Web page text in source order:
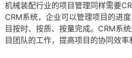
机械装配行业的项目管理同样需要
CRM系统，企业可以管理项目的进
目按时、按质、按量完成。CRM系
目团队的工作，提高项目的协同效率